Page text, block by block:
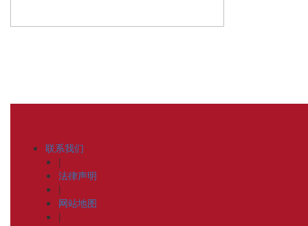
联系我们
|
法律声明
|
网站地图
|